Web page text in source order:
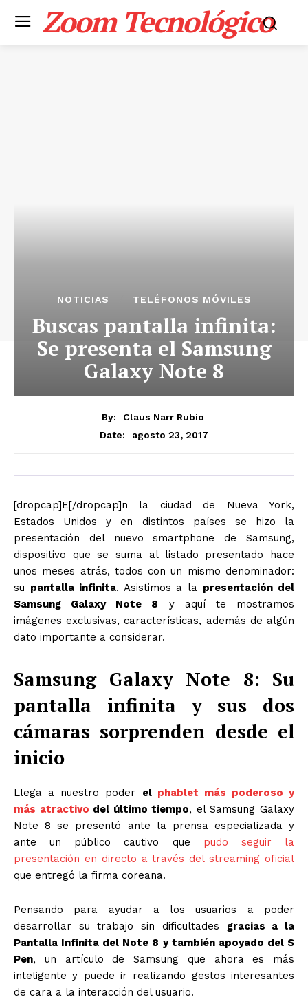
Zoom Tecnológico
NOTICIAS TELÉFONOS MÓVILES
Buscas pantalla infinita:
Se presenta el Samsung
Galaxy Note 8
By:
Claus Narr Rubio
Date:
agosto 23, 2017
[dropcap]E[/dropcap]n la ciudad de Nueva York,
Estados Unidos y en distintos países se hizo la
presentación del nuevo smartphone de Samsung,
dispositivo que se suma al listado presentado hace
unos meses atrás, todos con un mismo denominador:
su pantalla infinita. Asistimos a la presentación del
Samsung Galaxy Note 8 y aquí te mostramos
imágenes exclusivas, características, además de algún
dato importante a considerar.
Samsung Galaxy Note 8: Su
pantalla infinita y sus dos
cámaras sorprenden desde el
inicio
Llega a nuestro poder el phablet más poderoso y
más atractivo del último tiempo, el Samsung Galaxy
Note 8 se presentó ante la prensa especializada y
ante un público cautivo que pudo seguir la
presentación en directo a través del streaming oficial
que entregó la firma coreana.
Pensando para ayudar a los usuarios a poder
desarrollar su trabajo sin dificultades gracias a la
Pantalla Infinita del Note 8 y también apoyado del S
Pen, un artículo de Samsung que ahora es más
inteligente y puede ir realizando gestos interesantes
de cara a la interacción del usuario.